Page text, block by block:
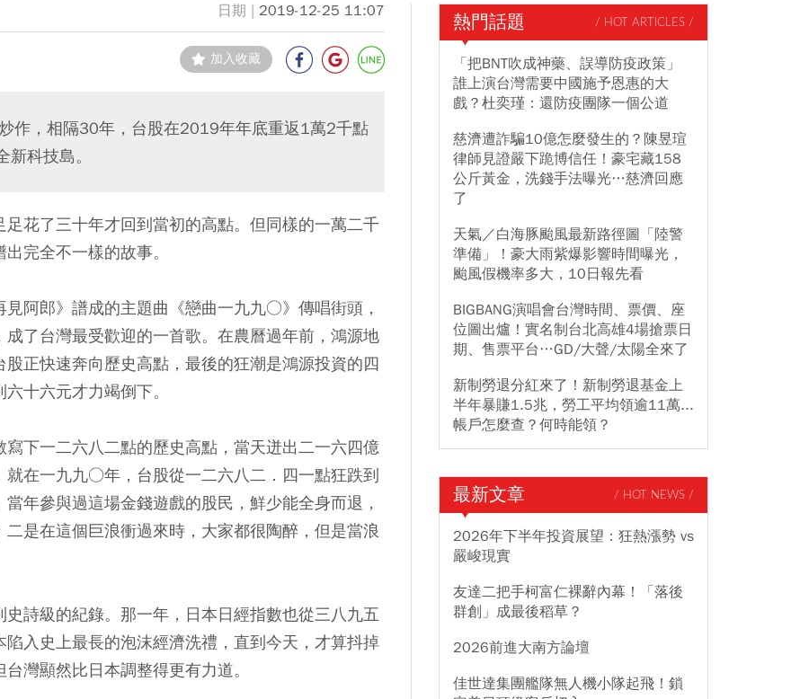
2019-12-25 11:07
加入收藏
作，相隔30年，台股在2019年年底重返1萬2千點
科技島。
花了三十年才回到當初的高點。但同樣的一萬二千
完全不一樣的故事。
阿郎》譜成的主題曲《戀曲一九九○》傳唱街頭，
了台灣最受歡迎的一首歌。在農曆過年前，鴻源地
股正快速奔向歷史高點，最後的狂潮是鴻源投資的四
十六元才力竭倒下。
下一二六八二點的歷史高點，當天迸出二一六四億
在一九九○年，台股從一二六八二．四一點狂跌到
年參與過這場金錢遊戲的股民，鮮少能全身而退，
是在這個巨浪衝過來時，大家都很陶醉，但是當浪
詩級的紀錄。那一年，日本日經指數也從三八九五
入史上最長的泡沫經濟洗禮，直到今天，才算抖掉
灣顯然比日本調整得更有力道。
熱門話題 / HOT ARTICLES /
「把BNT吹成神藥、誤導防疫政策」
誰上演台灣需要中國施予恩惠的大
戲？杜奕瑾：還防疫團隊一個公道
慈濟遭詐騙10億怎麼發生的？陳昱瑄
律師見證嚴下跪博信任！豪宅藏158
公斤黃金，洗錢手法曝光…慈濟回應
了
天氣／白海豚颱風最新路徑圖「陸警
準備」！豪大雨紫爆影響時間曝光，
颱風假機率多大，10日報先看
BIGBANG演唱會台灣時間、票價、座
位圖出爐！實名制台北高雄4場搶票日
期、售票平台…GD/大聲/太陽全來了
新制勞退分紅來了！新制勞退基金上
半年暴賺1.5兆，勞工平均領逾11萬...
帳戶怎麼查？何時能領？
最新文章 / HOT NEWS /
2026年下半年投資展望：狂熱漲勢 vs
嚴峻現實
友達二把手柯富仁裸辭內幕！「落後
群創」成最後稻草？
2026前進大南方論壇
佳世達集團艦隊無人機小隊起飛！鎖